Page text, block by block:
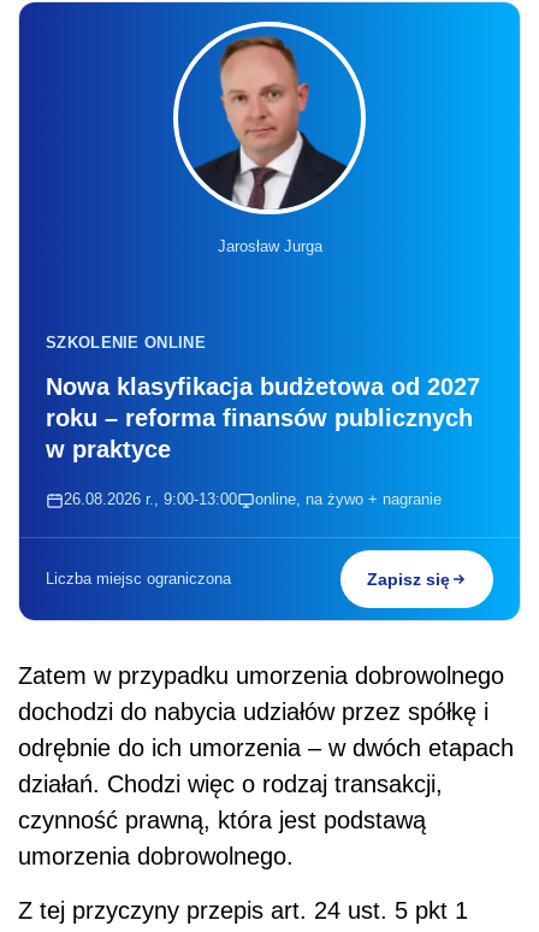
Jarosław Jurga
SZKOLENIE ONLINE
Nowa klasyfikacja budżetowa od 2027
roku – reforma finansów publicznych
w praktyce
26.08.2026 r., 9:00-13:00 online, na żywo + nagranie
Liczba miejsc ograniczona Zapisz się
Zatem w przypadku umorzenia dobrowolnego
dochodzi do nabycia udziałów przez spółkę i
odrębnie do ich umorzenia – w dwóch etapach
działań. Chodzi więc o rodzaj transakcji,
czynność prawną, która jest podstawą
umorzenia dobrowolnego.
Z tej przyczyny przepis art. 24 ust. 5 pkt 1